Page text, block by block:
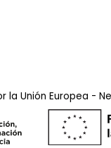
la Unión Europea -